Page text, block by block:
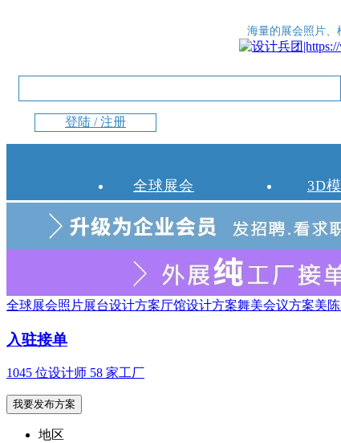
海量的展会照片、
登陆 / 注册
全球展会 3D
全球展会照片展台设计方案厅馆设计方案舞美会议方案美
入驻接单
1045 位设计师 58 家工厂
我要发布方案
地区